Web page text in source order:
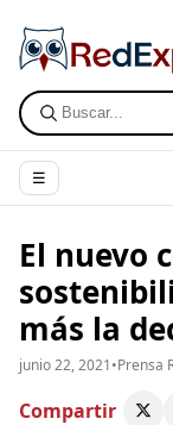
☰
El nuevo
más la
junio 22, 2021•Prensa
Compartir